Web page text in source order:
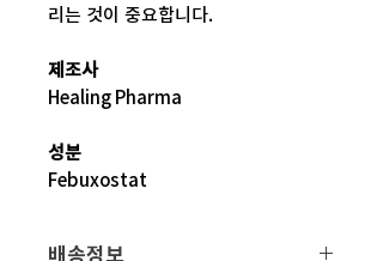
리는 것이 중요합니다.
제조사
Healing Pharma
성분
Febuxostat
배송정보